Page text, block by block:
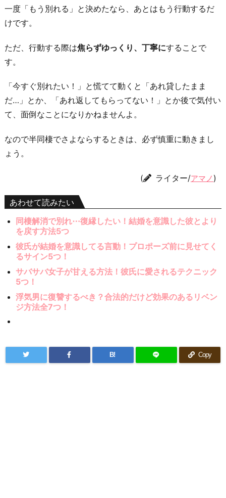
一度「もう別れる」と決めたなら、あとはもう行動するだ
けです。
ただ、行動する際は焦らずゆっくり、丁寧にすることで
す。
「今すぐ別れたい！」と慌てて動くと「あれ貸したまま
だ…」とか、「あれ返してもらってない！」とか後で気付い
て、面倒なことになりかねませんよ。
なので半同棲でさよならするときは、必ず慎重に動きまし
ょう。
( ライター/アマノ )
あわせて読みたい
同棲解消で別れ⋯復縁したい！結婚を意識した彼とより
を戻す方法5つ
彼氏が結婚を意識してる言動！プロポーズ前に見せてく
るサイン5つ！
サバサバ女子が甘える方法！彼氏に愛されるテクニック
5つ！
浮気男に復讐するべき？合法的だけど効果のあるリベン
ジ方法全7つ！
B! Copy